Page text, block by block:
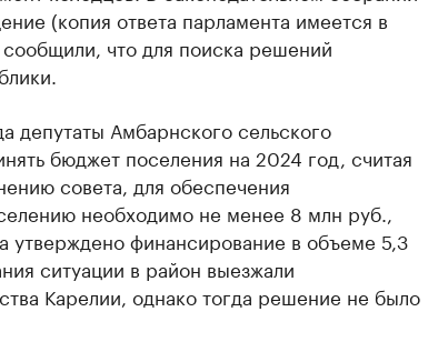
(копия ответа парламента имеется в
что для поиска решений
депутаты Амбарнского сельского
бюджет поселения на 2024 год, считая
совета, для обеспечения
необходимо не менее 8 млн руб.,
утверждено финансирование в объеме 5,3
ситуации в район выезжали
Карелии, однако тогда решение не было